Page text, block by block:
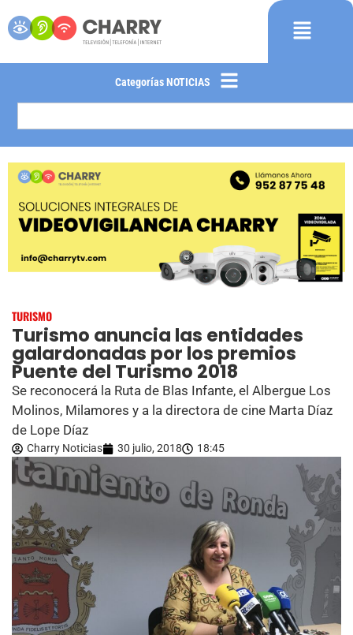
Categorías NOTICIAS
TURISMO
Turismo anuncia las entidades
galardonadas por los premios
Puente del Turismo 2018
Se reconocerá la Ruta de Blas Infante, el Albergue Los
Molinos, Milamores y a la directora de cine Marta Díaz
de Lope Díaz
Charry Noticias 30 julio, 2018 18:45